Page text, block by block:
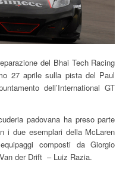
del Bhai Tech Racing
27 aprile sulla pista del Paul
dell’International GT
padovana ha preso parte
i due esemplari della McLaren
composti da Giorgio
der Drift – Luiz Razia.